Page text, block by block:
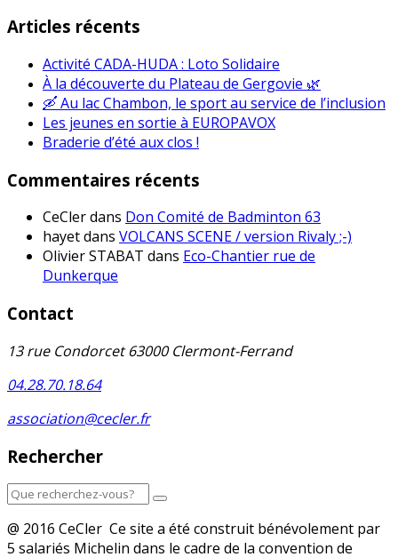
Articles récents
Activité CADA-HUDA : Loto Solidaire
À la découverte du Plateau de Gergovie 🌿
🛶 Au lac Chambon, le sport au service de l’inclusion
Les jeunes en sortie à EUROPAVOX
Braderie d’été aux clos !
Commentaires récents
CeClerdans Don Comité de Badminton 63
hayetdans VOLCANS SCENE / version Rivaly ;-)
Olivier STABAT dans Eco-Chantier rue de
Dunkerque
Contact
13 rue Condorcet 63000 Clermont-Ferrand
04.28.70.18.64
association@cecler.fr
Rechercher
@ 2016 CeCler Ce site a été construit bénévolement par
5 salariés Michelin dans le cadre de la convention de